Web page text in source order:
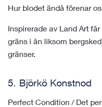
Hur blodet ändå förenar
Inspirerade av Land Art
gräns i ån liksom
gränser.
5. Björkö Konstnod
Perfect Condition / Det